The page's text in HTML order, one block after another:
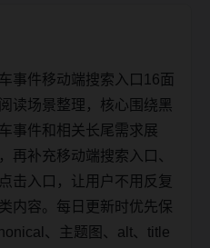
事件移动端搜索入口16面
读场景整理，核心围绕黑
事件和相关长尾需求展
再补充移动端搜索入口、
击入口，让用户不用反复
内容。每日更新时优先保
、主题图、alt、title